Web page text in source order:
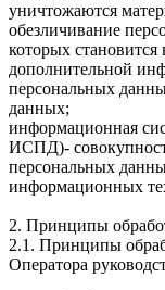
уничтожаются
обезличивание
которых
дополнительной
персональных
данных;
информационная
ИСПД)-
персональных
информационных
2. Принципы
2.1. Принципы
Оператора